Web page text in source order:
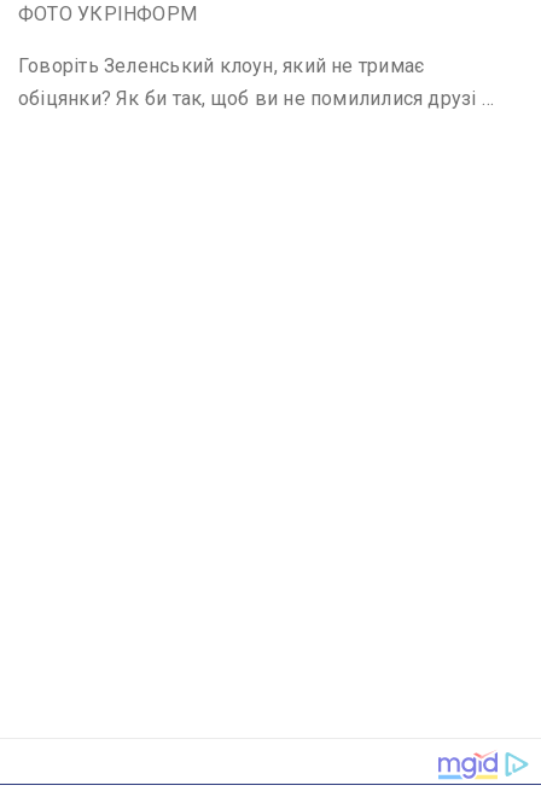
ФОТО УКРІНФОРМ
Говоріть Зеленський клоун, який не тримає
обіцянки? Як би так, щоб ви не помилилися друзі …